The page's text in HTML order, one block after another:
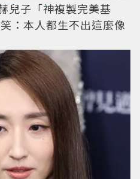
兒子「神複製完美基
：本人都生不出這麼像